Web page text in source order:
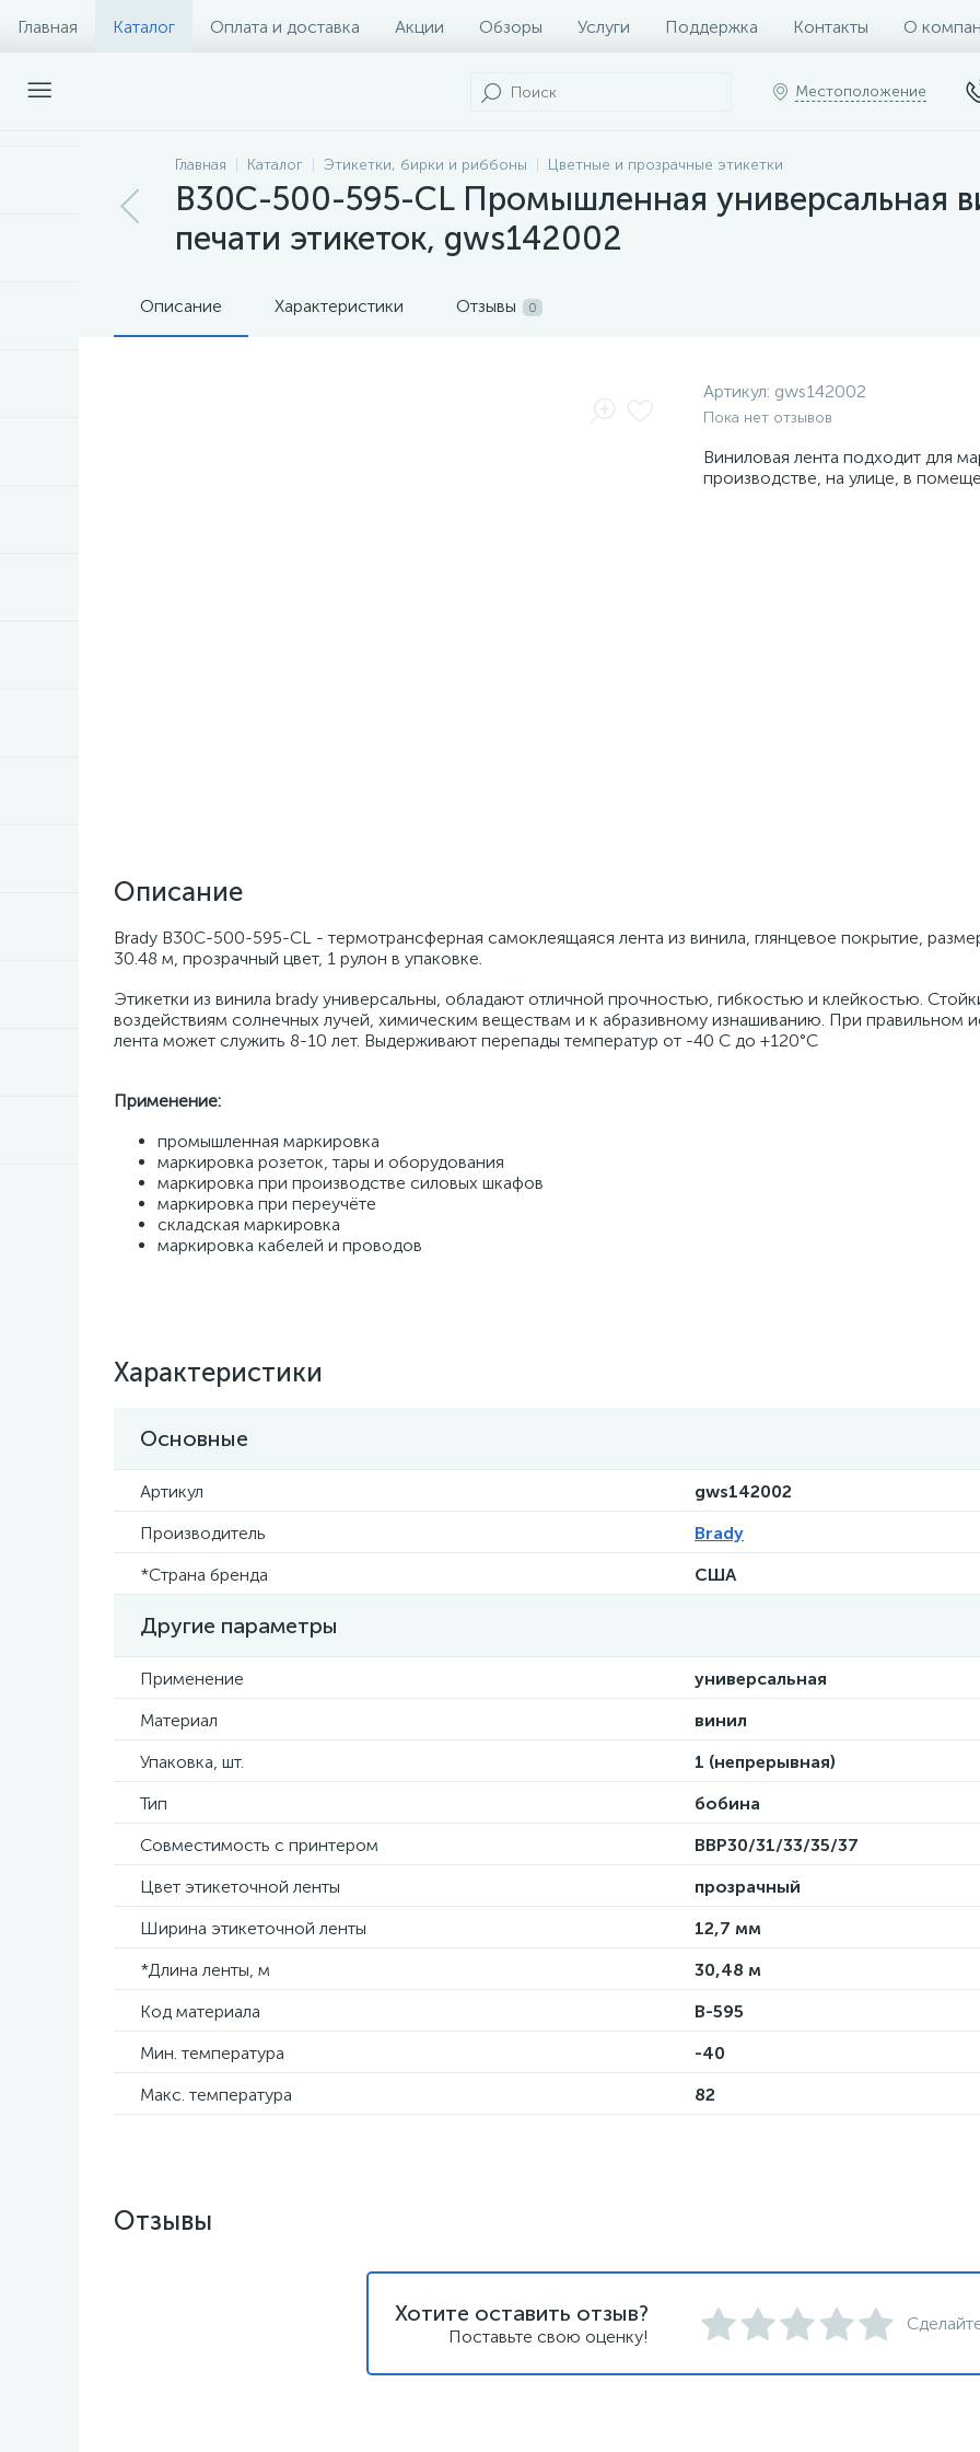
Главная Каталог Оплата и доставка Акции Обзоры Услуги Поддержка Контакты О
Местоположение
Главная Каталог Этикетки, бирки и риббоны Цветные и прозрачные этикетки
B30C-500-595-CL Промышленная универсальная
печати этикеток, gws142002
Описание Характеристики Отзывы 0
Артикул: gws142002
Пока нет отзывов
Виниловая лента подходит для
производстве, на улице, в
Описание
Brady B30C-500-595-CL - термотрансферная самоклеящаяся лента из винила, глянцевое покрытие,
30.48 м, прозрачный цвет, 1 рулон в упаковке.
Этикетки из винила brady универсальны, обладают отличной прочностью, гибкостью и клейкостью.
воздействиям солнечных лучей, химическим веществам и к абразивному изнашиванию. При правильном
лента может служить 8-10 лет. Выдерживают перепады температур от -40 С до +120°С
Применение:
промышленная маркировка
маркировка розеток, тары и оборудования
маркировка при производстве силовых шкафов
маркировка при переучёте
складская маркировка
маркировка кабелей и проводов
Характеристики
Основные
Артикул
gws142002
Производитель
Brady
*Страна бренда
США
Другие параметры
Применение
универсальная
Материал
винил
Упаковка, шт.
1 (непрерывная)
Тип
бобина
Совместимость с принтером
BBP30/31/33/35/37
Цвет этикеточной ленты
прозрачный
Ширина этикеточной ленты
12,7 мм
*Длина ленты, м
30,48 м
Код материала
B-595
Мин. температура
-40
Макс. температура
82
Отзывы
Хотите оставить отзыв?
Поставьте свою оценку!